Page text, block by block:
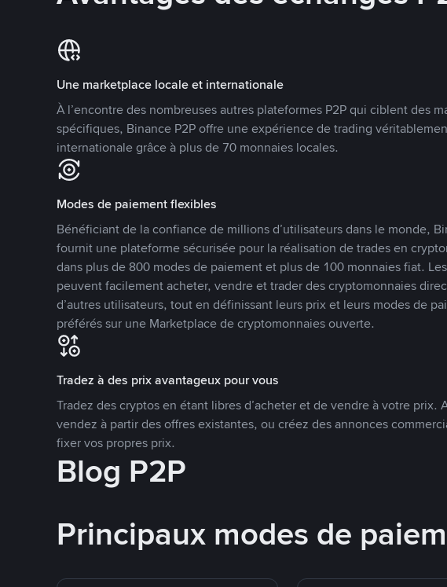
Une marketplace locale et internationale
À l’encontre des nombreuses autres plateformes P2P qui ciblent des
spécifiques, Binance P2P offre une expérience de trading
internationale grâce à plus de 70 monnaies locales.
Modes de paiement flexibles
Bénéficiant de la confiance de millions d’utilisateurs dans le monde,
fournit une plateforme sécurisée pour la réalisation de trades en
dans plus de 800 modes de paiement et plus de 100 monnaies fiat.
peuvent facilement acheter, vendre et trader des cryptomonnaies
d’autres utilisateurs, tout en définissant leurs prix et leurs modes de
préférés sur une Marketplace de cryptomonnaies ouverte.
Tradez à des prix avantageux pour vous
Tradez des cryptos en étant libres d’acheter et de vendre à votre prix.
vendez à partir des offres existantes, ou créez des annonces
fixer vos propres prix.
Blog P2P
Principaux modes de